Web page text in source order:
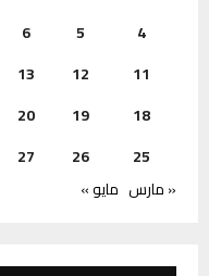
4
5
6
11
12
13
18
19
20
25
26
27
« مارس مايو »